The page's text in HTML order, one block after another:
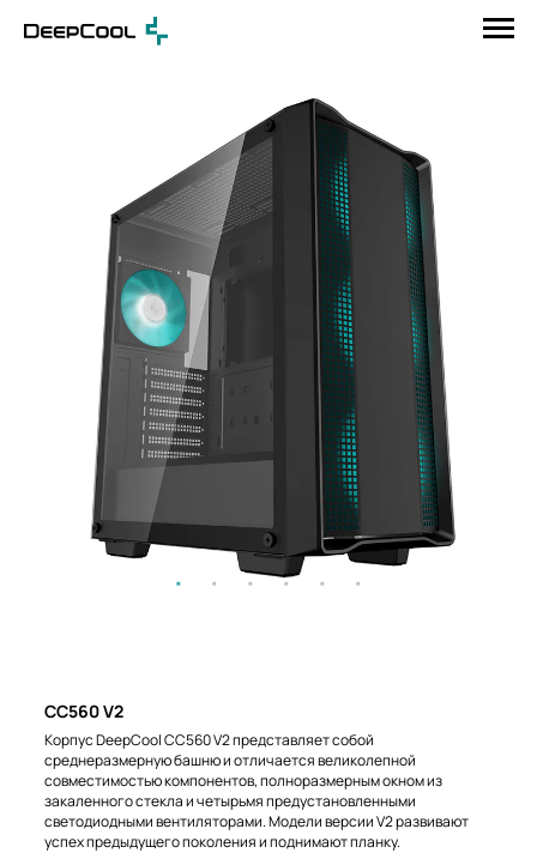
CC560 V2
Корпус DeepCool CC560 V2 представляет собой
среднеразмерную башню и отличается великолепной
совместимостью компонентов, полноразмерным окном из
закаленного стекла и четырьмя предустановленными
светодиодными вентиляторами. Модели версии V2 развивают
успех предыдущего поколения и поднимают планку.